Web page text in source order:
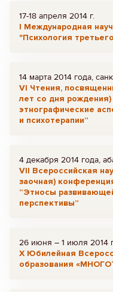
17-18 апреля 2014 г.
I Международная
"Психология
14 марта 2014 года,
VI Чтения,
лет со дня рождения)
этнографические
и психотерапии”
4 декабря 2014 года,
VII Всероссийская
заочная)
“Этносы
перспективы”
26 июня – 1 июля 2014
Х Юбилейная
образования